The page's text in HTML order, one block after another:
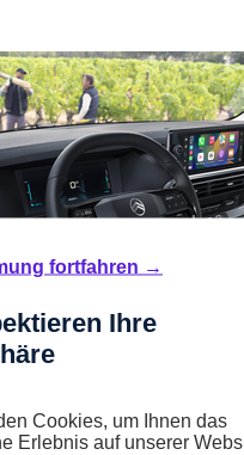
für mehr Komfort
fortfahren →
Ihre
Cookies, um Ihnen das
Erlebnis auf unserer